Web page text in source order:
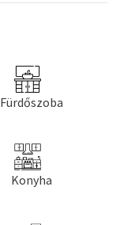
Fürdőszoba
Konyha